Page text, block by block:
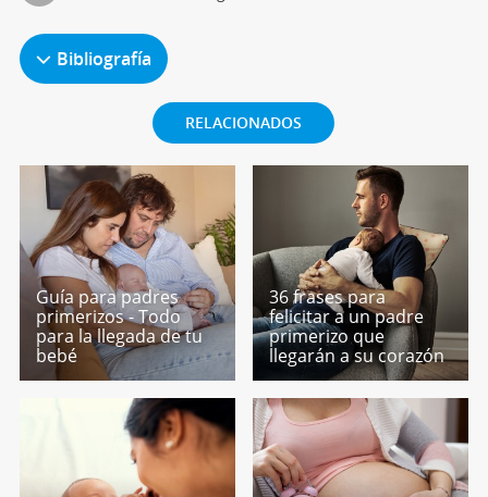
Bibliografía
RELACIONADOS
Guía para padres
primerizos - Todo
para la llegada de tu
bebé
36 frases para
felicitar a un padre
primerizo que
llegarán a su corazón